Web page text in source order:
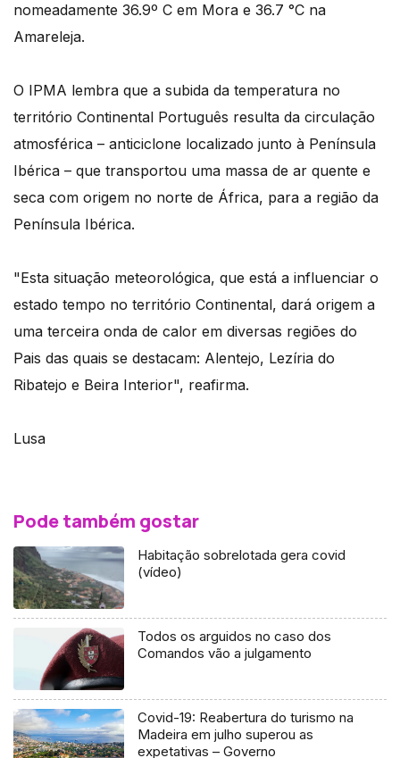
nomeadamente 36.9º C em Mora e 36.7 °C na
Amareleja.
O IPMA lembra que a subida da temperatura no
território Continental Português resulta da circulação
atmosférica – anticiclone localizado junto à Península
Ibérica – que transportou uma massa de ar quente e
seca com origem no norte de África, para a região da
Península Ibérica.
"Esta situação meteorológica, que está a influenciar o
estado tempo no território Continental, dará origem a
uma terceira onda de calor em diversas regiões do
Pais das quais se destacam: Alentejo, Lezíria do
Ribatejo e Beira Interior", reafirma.
Lusa
Pode também gostar
Habitação sobrelotada gera covid
(vídeo)
Todos os arguidos no caso dos
Comandos vão a julgamento
Covid-19: Reabertura do turismo na
Madeira em julho superou as
expetativas – Governo